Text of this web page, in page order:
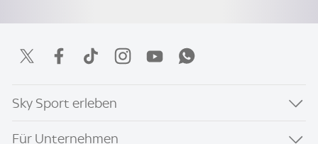
Sky Sport erleben
Für Unternehmen